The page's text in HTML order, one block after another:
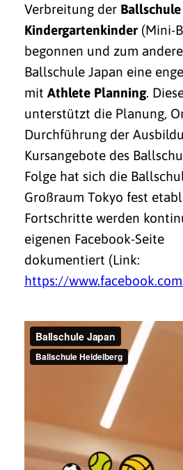
Verbreitung der
Kindergartenkinder (Mini-
begonnen und zum
Ballschule Japan eine
mit Athlete Planning.
unterstützt die Planung,
Durchführung der
Kursangebote des
Folge hat sich die
Großraum Tokyo fest
Fortschritte werden
eigenen Facebook-Seite
dokumentiert (Link:
https://